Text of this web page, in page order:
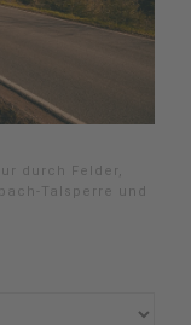
durch Felder,
Talsperre und